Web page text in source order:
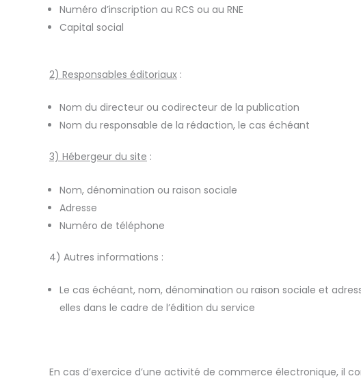
Numéro d’inscription au RCS ou au RNE
Capital social
2) Responsables éditoriaux :
Nom du directeur ou codirecteur de la publication
Nom du responsable de la rédaction, le cas échéant
3) Hébergeur du site :
Nom, dénomination ou raison sociale
Adresse
Numéro de téléphone
4) Autres informations :
Le cas échéant, nom, dénomination ou raison sociale et
elles dans le cadre de l’édition du service
En cas d’exercice d’une activité de commerce électronique, il